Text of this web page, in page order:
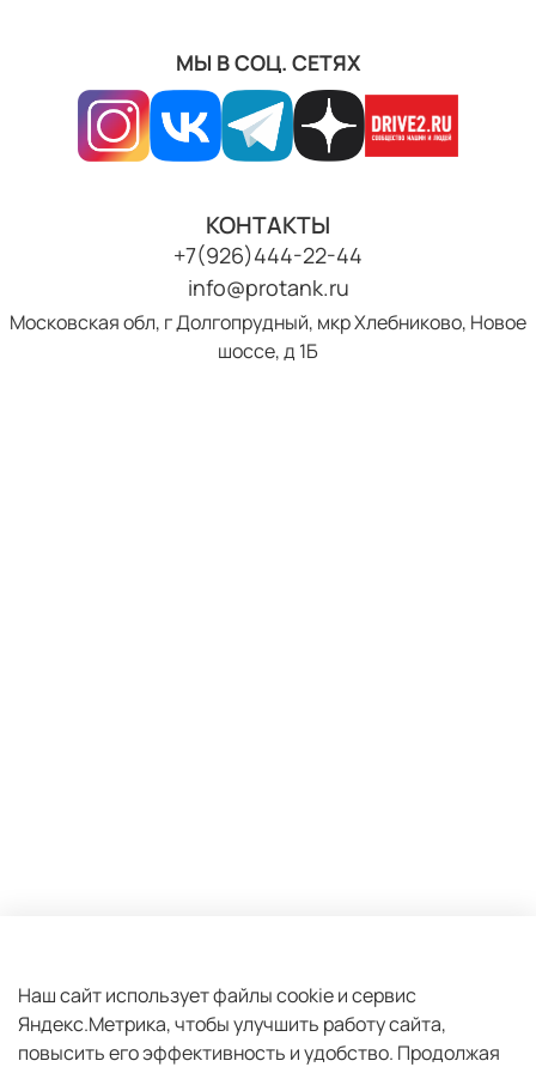
МЫ В СОЦ. СЕТЯХ
КОНТАКТЫ
+7(926)444-22-44
info@protank.ru
Московская обл, г Долгопрудный, мкр Хлебниково, Новое
шоссе, д 1Б
Пользовательское соглашение
Условия обмена и возврата
Плати частями
Наш сайт использует файлы cookie и сервис
Яндекс.Метрика, чтобы улучшить работу сайта,
повысить его эффективность и удобство. Продолжая